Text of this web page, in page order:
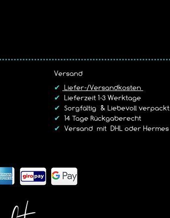
Versand
✔ Liefer-/Versandkosten
✔ Lieferzeit 1-3 Werktage
✔ Sorgfältig & Liebevoll verpackt
✔ 14 Tage Rückgaberecht
✔ Versand mit DHL oder Hermes